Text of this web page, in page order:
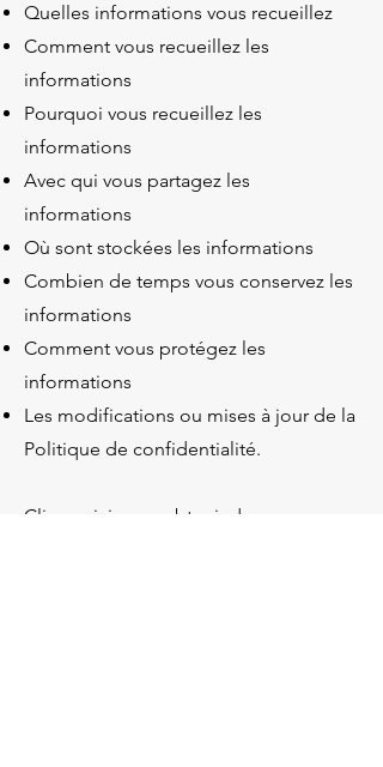
Quelles informations vous recueillez
Comment vous recueillez les
informations
Pourquoi vous recueillez les
informations
Avec qui vous partagez les
informations
Où sont stockées les informations
Combien de temps vous conservez les
informations
Comment vous protégez les
informations
Les modifications ou mises à jour de la
Politique de confidentialité.
Cliquez ici pour obtenir des